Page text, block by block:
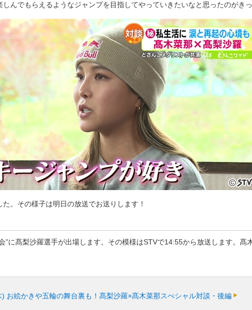
んでもらえるようなジャンプを目指してやっていきたいなと思ったのがきっ
。その様子は明日の放送でお送りします！
に髙梨沙羅選手が出場します。その模様はSTVで14:55から放送します。
) お絵かきや五輪の舞台裏も！髙梨沙羅×髙木菜那スぺシャル対談・後編